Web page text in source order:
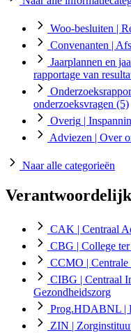
Woo-besluiten |
Convenanten |
Jaarplannen en
rapportage van
onderzoeksvragen (5)
Overig |
Adviezen | Over
Naar alle categorieën
CAK | Centraal
CBG | College
CCMO |
CIBG | Centraal
Gezondheidszorg
Prog.HDABNL |
ZIN |